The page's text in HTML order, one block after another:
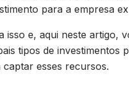
para a empresa
isso e, aqui neste artigo,
tipos de investimentos
esses recursos.